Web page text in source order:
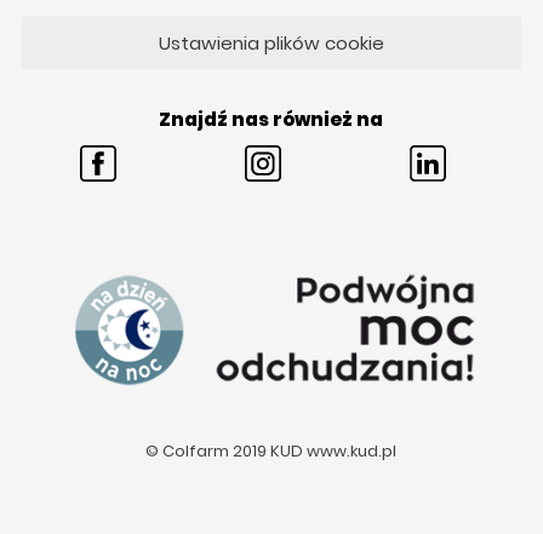
Ustawienia plików cookie
Znajdź nas również na
© Colfarm 2019 KUDwww.kud.pl